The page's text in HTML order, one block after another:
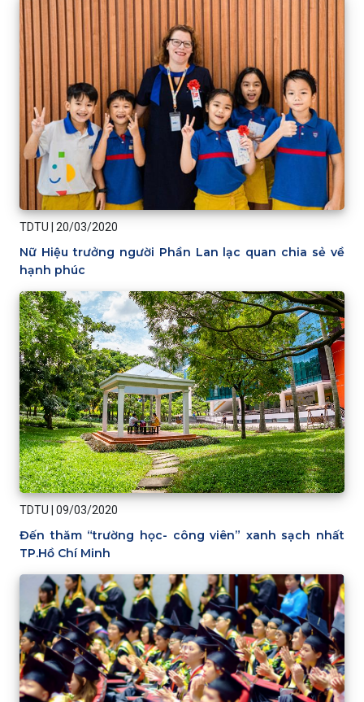
TDTU 20/03/2020
Nữ Hiệu trưởng người Phần Lan lạc quan chia sẻ về
hạnh phúc
TDTU 09/03/2020
Đến thăm “trường học- công viên” xanh sạch nhất
TP.Hồ Chí Minh